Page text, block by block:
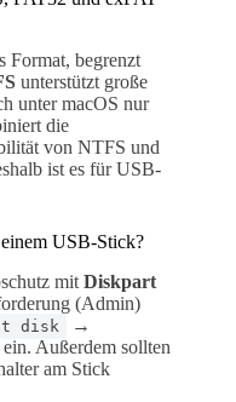
Format, begrenzt
unterstützt große
unter macOS nur
die
von NTFS und
ist es für USB-
USB-Stick?
mit Diskpart
(Admin)
disk →
ein. Außerdem sollten
am Stick